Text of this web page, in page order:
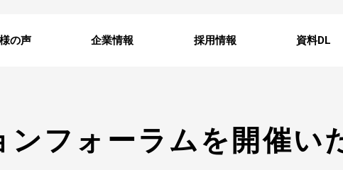
の声 企業情報 採用情報 資料DL
フォーラムを開催い